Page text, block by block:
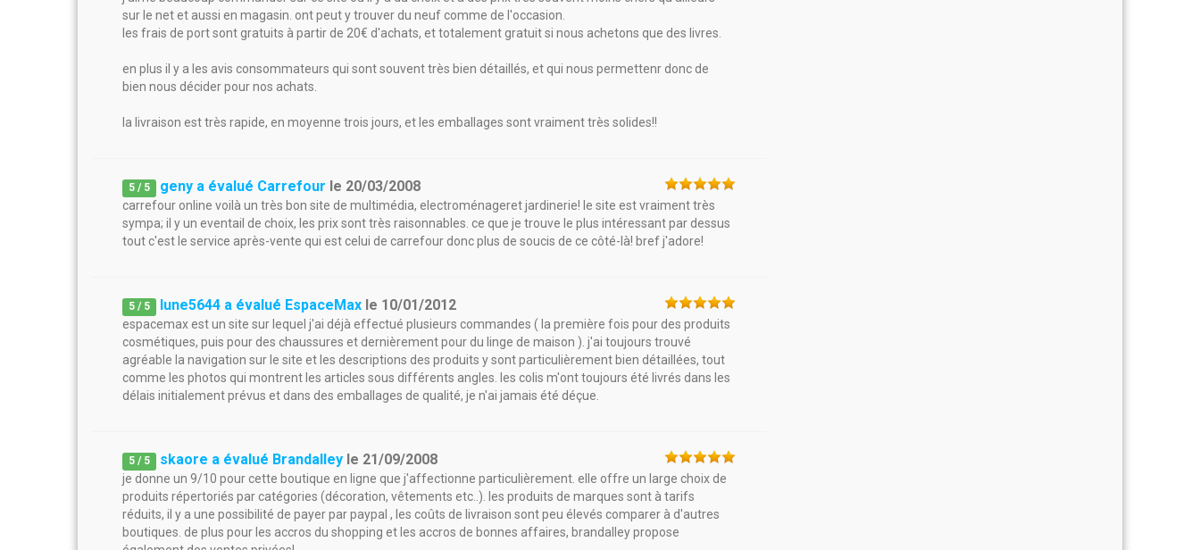
sur le net et aussi en magasin. ont peut y trouver du neuf comme de l'occasion.
les frais de port sont gratuits à partir de 20€ d'achats, et totalement gratuit si nous achetons que des livres.
en plus il y a les avis consommateurs qui sont souvent très bien détaillés, et qui nous permettenr donc de
bien nous décider pour nos achats.
la livraison est très rapide, en moyenne trois jours, et les emballages sont vraiment très solides!!
5 / 5 geny a évalué Carrefour le 20/03/2008
carrefour online voilà un très bon site de multimédia, electroménageret jardinerie! le site est vraiment très
sympa; il y un eventail de choix, les prix sont très raisonnables. ce que je trouve le plus intéressant par dessus
tout c'est le service après-vente qui est celui de carrefour donc plus de soucis de ce côté-là! bref j'adore!
5 / 5 lune5644 a évalué EspaceMax le 10/01/2012
espacemax est un site sur lequel j'ai déjà effectué plusieurs commandes ( la première fois pour des produits
cosmétiques, puis pour des chaussures et dernièrement pour du linge de maison ). j'ai toujours trouvé
agréable la navigation sur le site et les descriptions des produits y sont particulièrement bien détaillées, tout
comme les photos qui montrent les articles sous différents angles. les colis m'ont toujours été livrés dans les
délais initialement prévus et dans des emballages de qualité, je n'ai jamais été déçue.
5 / 5 skaore a évalué Brandalley le 21/09/2008
je donne un 9/10 pour cette boutique en ligne que j'affectionne particulièrement. elle offre un large choix de
produits répertoriés par catégories (décoration, vêtements etc..). les produits de marques sont à tarifs
réduits, il y a une possibilité de payer par paypal , les coûts de livraison sont peu élevés comparer à d'autres
boutiques. de plus pour les accros du shopping et les accros de bonnes affaires, brandalley propose